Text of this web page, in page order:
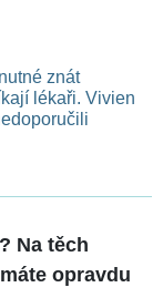
znát
lékaři. Vivien
Na těch
opravdu